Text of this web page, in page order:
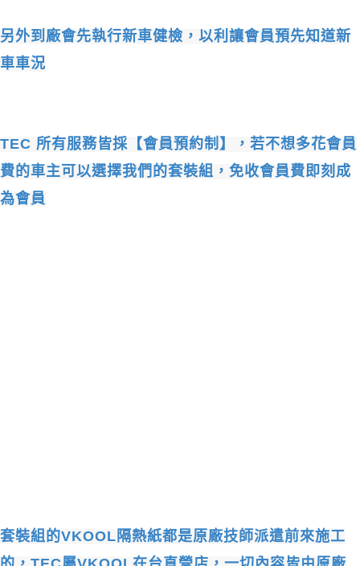
另外到廠會先執行新車健檢，以利讓會員預先知道新
車車況
TEC 所有服務皆採【會員預約制】，若不想多花會員
費的車主可以選擇我們的套裝組，免收會員費即刻成
為會員
套裝組的VKOOL 隔熱紙都是原廠技師派遣前來施工